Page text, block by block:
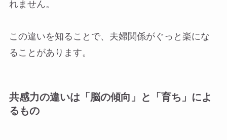
れません。
この違いを知ることで、夫婦関係がぐっと楽にな
ることがあります。
共感力の違いは「脳の傾向」と「育ち」によ
るもの